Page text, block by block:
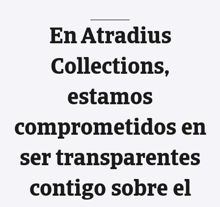
En Atradius
Collections,
estamos
comprometidos en
ser transparentes
contigo sobre el